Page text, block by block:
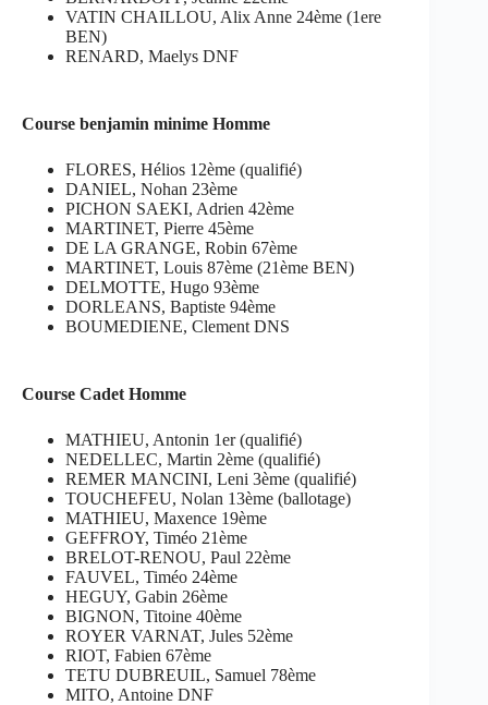
VATIN CHAILLOU, Alix Anne 24ème (1ere
BEN)
RENARD, Maelys DNF
Course benjamin minime Homme
FLORES, Hélios 12ème (qualifié)
DANIEL, Nohan 23ème
PICHON SAEKI, Adrien 42ème
MARTINET, Pierre 45ème
DE LA GRANGE, Robin 67ème
MARTINET, Louis 87ème (21ème BEN)
DELMOTTE, Hugo 93ème
DORLEANS, Baptiste 94ème
BOUMEDIENE, Clement DNS
Course Cadet Homme
MATHIEU, Antonin 1er (qualifié)
NEDELLEC, Martin 2ème (qualifié)
REMER MANCINI, Leni 3ème (qualifié)
TOUCHEFEU, Nolan 13ème (ballotage)
MATHIEU, Maxence 19ème
GEFFROY, Timéo 21ème
BRELOT-RENOU, Paul 22ème
FAUVEL, Timéo 24ème
HEGUY, Gabin 26ème
BIGNON, Titoine 40ème
ROYER VARNAT, Jules 52ème
RIOT, Fabien 67ème
TETU DUBREUIL, Samuel 78ème
MITO, Antoine DNF